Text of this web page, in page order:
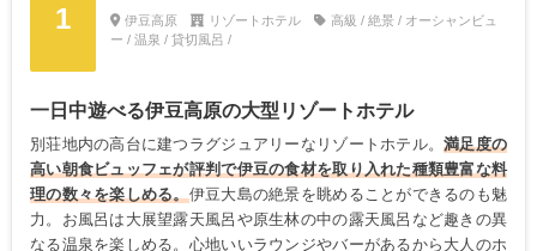
1 伊豆高原 リゾートホテル
高級 / 絶景 / オーシャンビュ
ー / 温泉 / 貸切風呂 /
一日中遊べる伊豆高原の大型リゾートホテル
別荘地内の高台に建つラグジュアリーなリゾートホテル。満足度の
高い朝食ビュッフェが評判で伊豆の食材を取り入れた種類豊富な料
理の数々を楽しめる。 伊豆大島の絶景を眺めることができるのも魅
力。お風呂は大展望露天風呂や原生林の中の露天風呂など趣きの異
なる温泉を楽しめる。心地いいラウンジやバーがあるから大人のホ